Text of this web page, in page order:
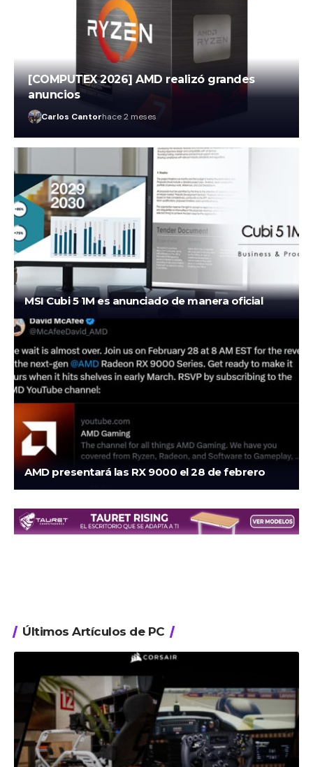
[COMPUTEX 2026] AMD realizó grandes
anuncios
Carlos Cantorhace 2 meses
MSI Cubi 5 1M es anunciado de manera oficial
AMD presentará las RX 9000 el 28 de febrero
Últimos Artículos de PC